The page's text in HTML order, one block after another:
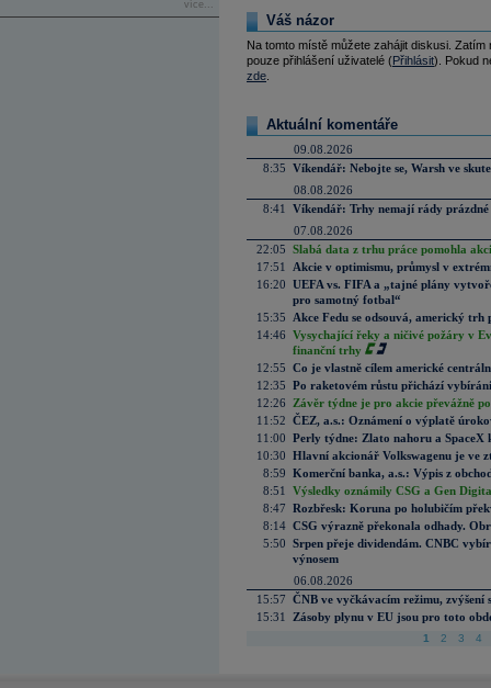
více...
Váš názor
Na tomto místě můžete zahájit diskusi.
pouze přihlášení uživatelé (Přihlásit). Pokud
zde
Aktuální komentáře
09.08.2026
8:35 Víkendář: Nebojte se, Warsh ve
08.08.2026
8:41
Víkendář: Trhy nemají rády prázdné
07.08.2026
22:05 Slabá data z trhu práce pomohla
17:51
Akcie v optimismu, průmysl v
16:20 UEFA vs. FIFA a „tajné plány
pro samotný fotbal“
15:35
Akce Fedu se odsouvá, americký
14:46 Vysychající řeky a ničivé požáry v
finanční trhy
12:55 Co je vlastně cílem americké
12:35 Po raketovém růstu přichází
12:26
Závěr týdne je pro akcie převážně
11:52 ČEZ, a.s.: Oznámení o výplatě
11:00 Perly týdne: Zlato nahoru a SpaceX
10:30 Hlavní akcionář Volkswagenu je ve
8:59 Komerční banka, a.s.: Výpis z
8:51
Výsledky oznámily CSG a Gen
8:47 Rozbřesk: Koruna po holubičím
8:14 CSG výrazně překonala odhady.
5:50 Srpen přeje dividendám. CNBC
výnosem
06.08.2026
15:57 ČNB ve vyčkávacím režimu, zvýšení
15:31
Zásoby plynu v EU jsou pro toto
1 2 3 4